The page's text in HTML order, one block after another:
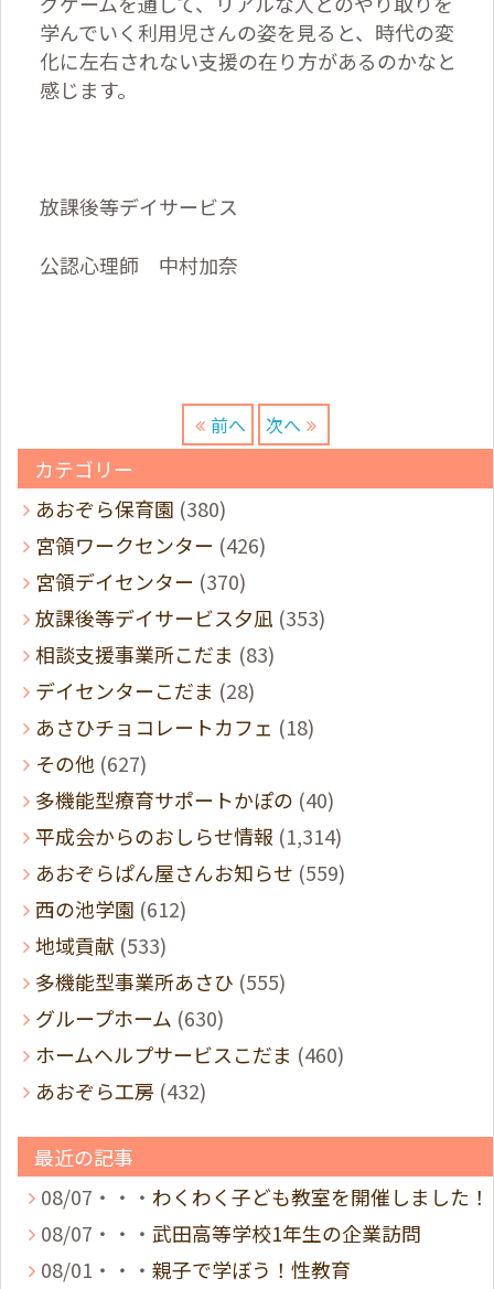
学んでいく利用児さんの姿を見ると、時代の変
化に左右されない支援の在り方があるのかなと
感じます。
放課後等デイサービス
公認心理師 中村加奈
前へ 次へ
カテゴリー
あおぞら保育園 (380)
宮領ワークセンター (426)
宮領デイセンター (370)
放課後等デイサービス夕凪 (353)
相談支援事業所こだま (83)
デイセンターこだま (28)
あさひチョコレートカフェ (18)
その他 (627)
多機能型療育サポートかぽの (40)
平成会からのおしらせ情報 (1,314)
あおぞらぱん屋さんお知らせ (559)
西の池学園 (612)
地域貢献 (533)
多機能型事業所あさひ (555)
グループホーム (630)
ホームヘルプサービスこだま (460)
あおぞら工房 (432)
最近の記事
08/07・・・ わくわく子ども教室を開催しました！
08/07・・・ 武田高等学校1年生の企業訪問
08/01・・・ 親子で学ぼう！性教育